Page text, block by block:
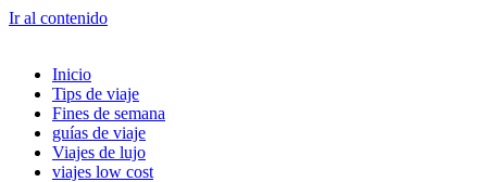
Ir al contenido
Inicio
Tips de viaje
Fines de semana
guías de viaje
Viajes de lujo
viajes low cost